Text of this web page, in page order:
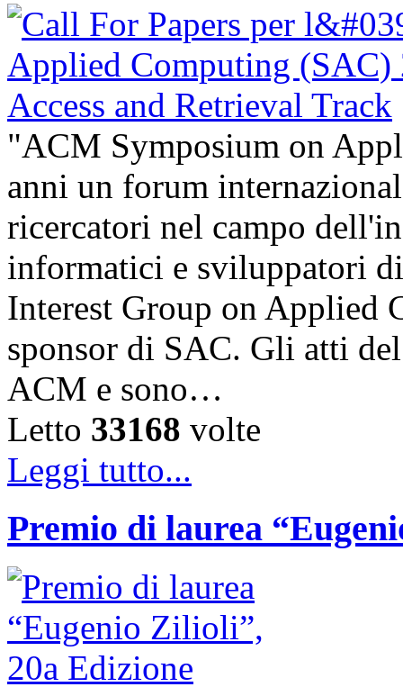
"ACM Symposium on
anni un forum
ricercatori nel campo
informatici e sviluppatori
Interest Group on Applied
sponsor di SAC. Gli atti
ACM e sono…
Letto 33168 volte
Leggi tutto...
Premio di laurea